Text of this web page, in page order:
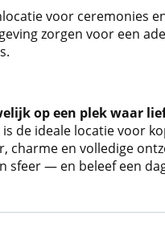
voor ceremonies
zorgen voor een
op een plek waar
de ideale locatie voor
charme en volledige
sfeer — en beleef een